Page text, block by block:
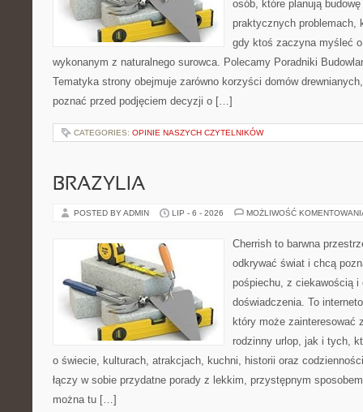
osób, które planują
praktycznych problemach,
gdy ktoś zaczyna myśleć o
wykonanym z naturalnego surowca. Polecamy Poradniki
Tematyka strony obejmuje zarówno korzyści domów
poznać przed podjęciem decyzji o […]
CATEGORIES: OPINIE NASZYCH CZYTELNIKÓW
BRAZYLIA
POSTED BY ADMIN LIP - 6 - 2026 MOŻLIWOŚĆ
Cherrish to barwna
odkrywać świat i chcą
pośpiechu, z ciekawością i
doświadczenia. To
który może zainteresować
rodzinny urlop, jak i tych,
o świecie, kulturach, atrakcjach, kuchni, historii oraz
łączy w sobie przydatne porady z lekkim, przystępnym
można tu […]